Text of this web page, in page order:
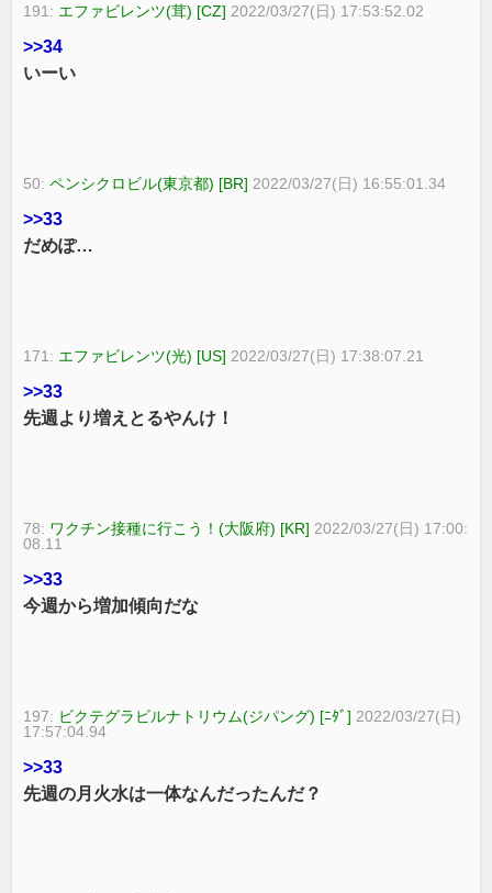
191: エファビレンツ(茸) [CZ] 2022/03/27(日) 17:53:52.02
>>34
いーい
50:ペンシクロビル(東京都) [BR] 2022/03/27(日) 16:55:01.34
>>33
だめぽ…
171: エファビレンツ(光) [US] 2022/03/27(日) 17:38:07.21
>>33
先週より増えとるやんけ！
78: ワクチン接種に行こう！(大阪府) [KR] 2022/03/27(日) 17:00:
08.11
>>33
今週から増加傾向だな
197: ビクテグラビルナトリウム(ジパング) [ﾆﾀﾞ] 2022/03/27(日)
17:57:04.94
>>33
先週の月火水は一体なんだったんだ？